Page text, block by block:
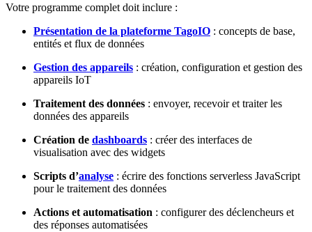
Votre programme complet doit inclure :
Présentation de la plateforme TagoIO : concepts de base,
entités et flux de données
Gestion des appareils : création, configuration et gestion des
appareils IoT
Traitement des données : envoyer, recevoir et traiter les
données des appareils
Création de dashboards : créer des interfaces de
visualisation avec des widgets
Scripts d’analyse : écrire des fonctions serverless JavaScript
pour le traitement des données
Actions et automatisation : configurer des déclencheurs et
des réponses automatisées